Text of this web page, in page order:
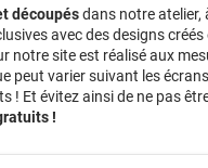
découpésdans notre atelier,
avec des designs
notre site est réalisé aux
peut varier suivant les
! Et évitez ainsi de ne pas
!